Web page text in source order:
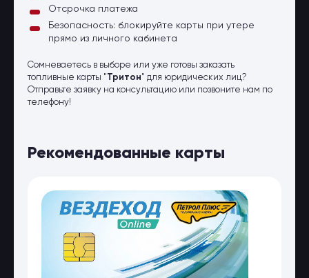
Отсрочка платежа
Безопасность: блокируйте карты при утере
прямо из личного кабинета
Сомневаетесь в выборе или уже готовы заказать
топливные карты " Тритон" для юридических лиц?
Отправьте заявку на консультацию или позвоните нам по
телефону!
Рекомендованные карты